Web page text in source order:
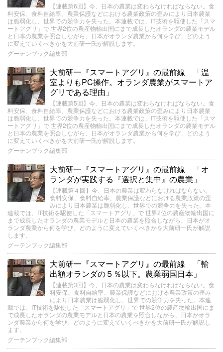
【連載第6回】今、日本の農業は変わらなければならない。食
料安保、食料自給率、農業保護などにおける農業政策の歪みにより日本農業
は脆弱化し、世界での競争力を失った。本連載では、IT技術を駆使した「スマ
ートアグリ」で 世界2位の農産物輸出国にまで成長したオランダの農業モデル
と日本の農業を照合しながら、日本がオランダ農業から何を学び、どのよう
に変えていくべきかを大前研一氏が解説します。
グーテンブック編集部
大前研一『スマートアグリ』の最前線 「温
室よりもPC操作。オランダ農業がスマートア
グリである理由」
【連載第5回】今、日本の農業は変わらなければならない。食
料安保、食料自給率、農業保護などにおける農業政策の歪みにより日本農業
は脆弱化し、世界での競争力を失った。本連載では、IT技術を駆使した「スマ
ートアグリ」で 世界2位の農産物輸出国にまで成長したオランダの農業モデル
と日本の農業を照合しながら、日本がオランダ農業から何を学び、どのよう
に変えていくべきかを大前研一氏が解説します。
グーテンブック編集部
大前研一『スマートアグリ』の最前線 「オ
ランダが実践する『選択と集中』の農業」
【連載第４回】今、日本の農業は変わらなければならない。
食料安保、食料自給率、農業保護などにおける農業政策の歪
みにより日本農業は脆弱化し、世界での競争力を失った。本
連載では、IT技術を駆使した「スマートアグリ」で 世界2位の農産物輸出国に
まで成長したオランダの農業モデルと日本の農業を照合しながら、日本がオ
ランダ農業から何を学び、どのように変えていくべきかを大前研一氏が解説
します。
グーテンブック編集部
大前研一『スマートアグリ』の最前線 「輸
出額オランダの５％以下。農業弱国日本」
【連載第3回】今、日本の農業は変わらなければならない。食
料安保、食料自給率、農業保護などにおける農業政策の歪み
により日本農業は脆弱化し、世界での競争力を失った。本連
載では、IT技術を駆使した「スマートアグリ」で 世界2位の農産物輸出国にま
で成長したオランダの農業モデルと日本の農業を照合しながら、日本がオラ
ンダ農業から何を学び、どのように変えていくべきかを大前研一氏が解説し
ます。
グーテンブック編集部